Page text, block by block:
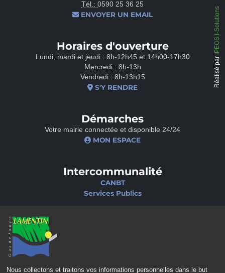
Nous collectons et traitons vos informations personnelles dans le but
Tél.: 0590 25 36 25
ENVOYER UN EMAIL
Horaires d'ouverture
Lundi, mardi et jeudi : 8h-12h45 et 14h00-17h30
Mercredi : 8h-13h
Vendredi : 8h-13h15
S'Y RENDRE
Démarches
Votre mairie connectée et disponible 24/24
MON ESPACE
Intercommunalité
CANBT
Services Publics
Ciné-Théâtre
Réalisé par
IPEOS I-Solutions